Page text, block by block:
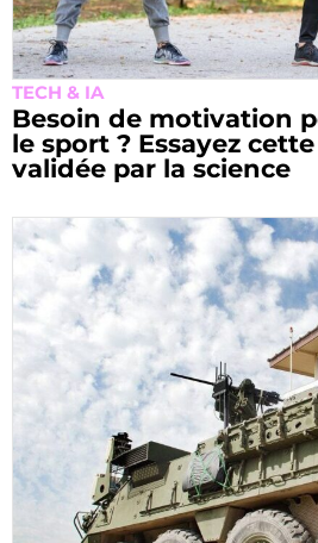
TECH & IA
Besoin de motivation
le sport ? Essayez
validée par la science